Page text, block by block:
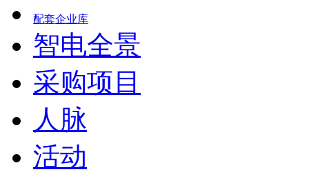
配套企业库
智电全景
采购项目
人脉
活动